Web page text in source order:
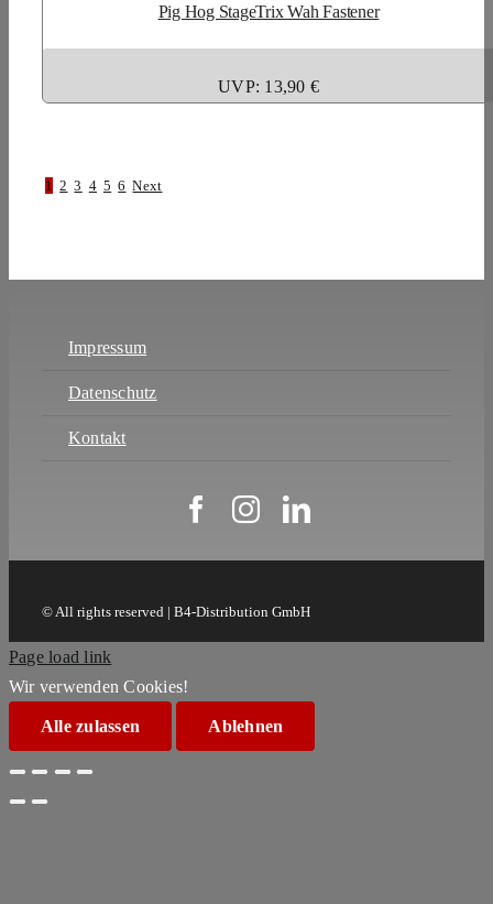
Pig Hog StageTrix Wah Fastener
UVP: 13,90 €
1 2 3 4 5 6 Next
Impressum
Datenschutz
Kontakt
© All rights reserved | B4-Distribution GmbH
Page load link
Wir verwenden Cookies!
Alle zulassen Ablehnen